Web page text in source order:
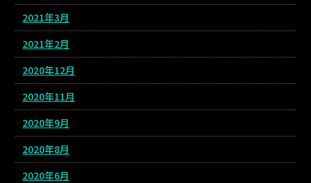
2021年3月
2021年2月
2020年12月
2020年11月
2020年9月
2020年8月
2020年6月